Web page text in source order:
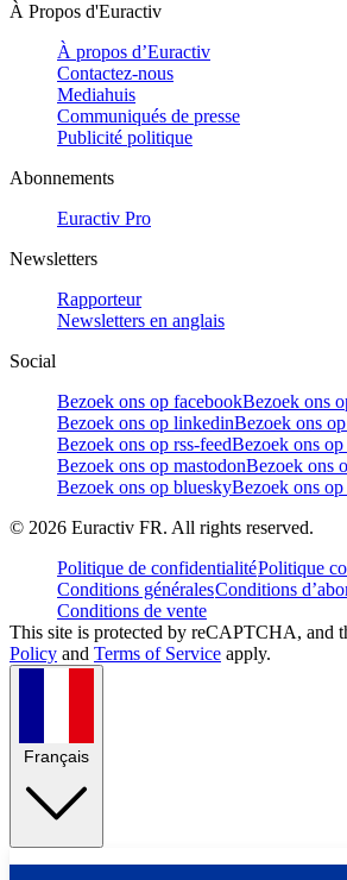
À Propos d'Euractiv
À propos d’Euractiv
Contactez-nous
Mediahuis
Communiqués de presse
Publicité politique
Abonnements
Euractiv Pro
Newsletters
Rapporteur
Newsletters en anglais
Social
Bezoek ons op facebookBezoek ons
Bezoek ons op linkedinBezoek ons
Bezoek ons op rss-feedBezoek ons
Bezoek ons op mastodonBezoek ons
Bezoek ons op blueskyBezoek ons op
© 2026 Euractiv FR. All rights reserved.
Politique de confidentialitéPolitique
Conditions généralesConditions
Conditions de vente
This site is protected by reCAPTCHA, and
Policy and Terms of Service apply.
Français